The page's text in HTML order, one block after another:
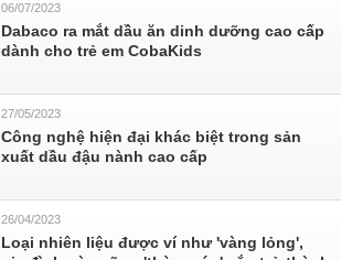
06/07/2023
Dabaco ra mắt dầu ăn dinh dưỡng cao cấp
dành cho trẻ em CobaKids
27/05/2023
Công nghệ hiện đại khác biệt trong sản
xuất dầu đậu nành cao cấp
26/04/2023
Loại nhiên liệu được ví như 'vàng lỏng',